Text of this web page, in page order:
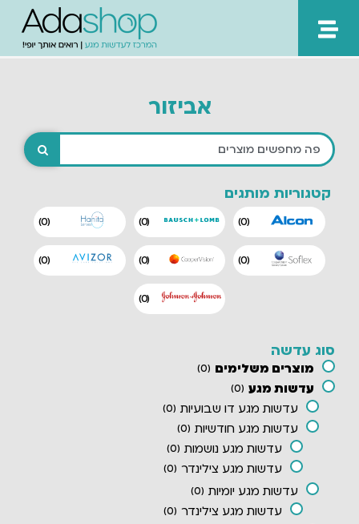
לתוכן
אביזור
קטגוריות מותגים
(
0
)
(
0
)
(
0
)
(
0
)
(
0
)
(
0
)
(
0
)
סוג עדשה
מוצרים משלימים (
0
)
עדשות מגע (
0
)
עדשות מגע דו שבועיות (
0
)
עדשות מגע חודשיות (
0
)
עדשות מגע נושמות (
0
)
עדשות מגע צילינדר (
0
)
עדשות מגע יומיות (
0
)
עדשות מגע צילינדר (
0
)